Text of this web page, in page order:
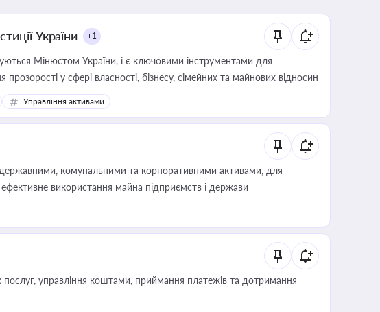
України +1
Мінюстом України, і є ключовими інструментами для
прозорості у сфері власності, бізнесу, сімейних та майнових відносин
Управління активами
державними, комунальними та корпоративними активами, для
ефективне використання майна підприємств і держави
та дотримання